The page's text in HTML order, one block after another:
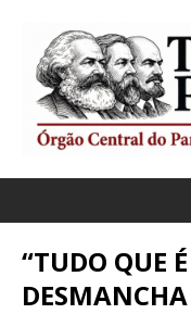
“TUDO QUE